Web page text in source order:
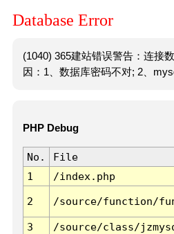
Database Error
(1040) 365建站错误警告：连接
因：1、数据库密码不对; 2、
PHP Debug
No. File
1
/index.php
2 /source/function/
3 /source/class/